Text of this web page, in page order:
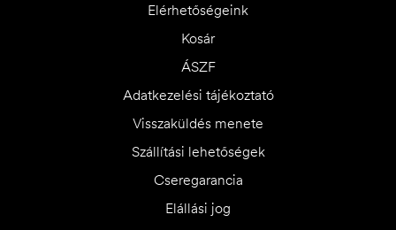
Elérhetőségeink
Kosár
ÁSZF
Adatkezelési tájékoztató
Visszaküldés menete
Szállítási lehetőségek
Cseregarancia
Elállási jog